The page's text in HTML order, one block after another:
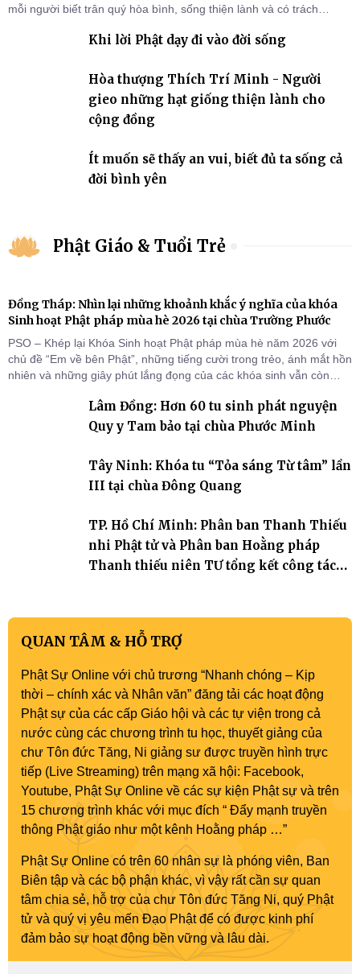
mỗi người biết trân quý hòa bình, sống thiện lành và có trách
Khi lời Phật dạy đi vào đời sống
Hòa thượng Thích Trí Minh - Người
gieo những hạt giống thiện lành cho
cộng đồng
Ít muốn sẽ thấy an vui, biết đủ ta sống cả
đời bình yên
Phật Giáo & Tuổi Trẻ
Đồng Tháp: Nhìn lại những khoảnh khắc ý nghĩa của khóa
Sinh hoạt Phật pháp mùa hè 2026 tại chùa Trường Phước
PSO – Khép lại Khóa Sinh hoạt Phật pháp mùa hè năm 2026 với
chủ đề “Em về bên Phật”, những tiếng cười trong trẻo, ánh mắt hồn
nhiên và những giây phút lắng đọng của các khóa sinh vẫn còn
Tháp). Những tuần tu học ngắn ngủi nhưng đã trở thành hành
trang quý báu, gieo những hạt giống thiện l
Lâm Đồng: Hơn 60 tu sinh phát nguyện
Quy y Tam bảo tại chùa Phước Minh
Tây Ninh: Khóa tu “Tỏa sáng Từ tâm” lần
III tại chùa Đông Quang
TP. Hồ Chí Minh: Phân ban Thanh Thiếu
nhi Phật tử và Phân ban Hoằng pháp
Thanh thiếu niên TƯ tổng kết công tác
QUAN TÂM & HỖ TRỢ
Phật Sự Online với chủ trương “Nhanh chóng – Kịp
thời – chính xác và Nhân văn” đăng tải các hoạt động
Phật sự của các cấp Giáo hội và các tự viện trong cả
nước cùng các chương trình tu học, thuyết giảng của
chư Tôn đức Tăng, Ni giảng sư được truyền hình trực
tiếp (Live Streaming) trên mạng xã hội: Facebook,
Youtube, Phật Sự Online về các sự kiện Phật sự và trên
15 chương trình khác với mục đích “ Đẩy mạnh truyền
thông Phật giáo như một kênh Hoằng pháp …”
Phật Sự Online có trên 60 nhân sự là phóng viên, Ban
Biên tập và các bộ phận khác, vì vậy rất cần sự quan
tâm chia sẻ, hỗ trợ của chư Tôn đức Tăng Ni, quý Phật
tử và quý vị yêu mến Đạo Phật để có được kinh phí
đảm bảo sự hoạt động bền vững và lâu dài.